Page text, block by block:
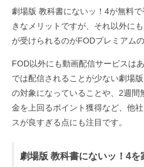
劇場版 教科書にないッ！4が無料
きなメリットですが、それ以外に
が受けられるのがFODプレミアムの
FOD以外にも動画配信サービスは
では配信されることが少ない劇場
の対象になっていることや、2週間
金を上回るポイント獲得など、他
スが良すぎる点にも注目です。
劇場版 教科書にないッ！4